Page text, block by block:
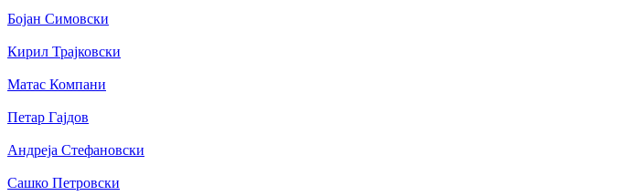
Бојан Симовски
Кирил Трајковски
Матас Компани
Петар Гајдов
Андреја Стефановски
Сашко Петровски